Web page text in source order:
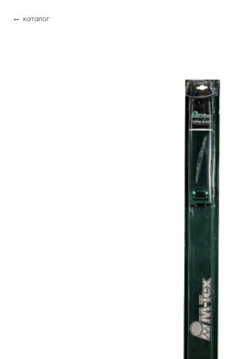
каталог